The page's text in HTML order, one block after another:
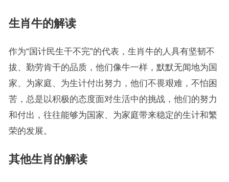
生肖牛的解读
作为“国计民生干不完”的代表，生肖牛的人具有坚韧不
拔、勤劳肯干的品质，他们像牛一样，默默无闻地为国
家、为家庭、为生计付出努力，他们不畏艰难，不怕困
苦，总是以积极的态度面对生活中的挑战，他们的努力
和付出，往往能够为国家、为家庭带来稳定的生计和繁
荣的发展。
其他生肖的解读